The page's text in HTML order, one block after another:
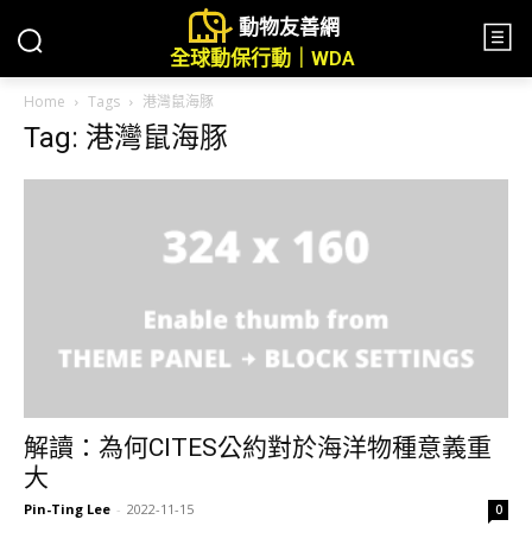
動物友善網
全球動保行動｜WDA
Home Tags 港灣鼠海豚
Tag: 港灣鼠海豚
解讀：為何CITES公約對於海洋物種意義重
大
Pin-Ting Lee - 2022-11-15 0